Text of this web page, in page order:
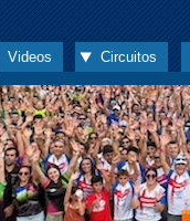
Videos Circuitos